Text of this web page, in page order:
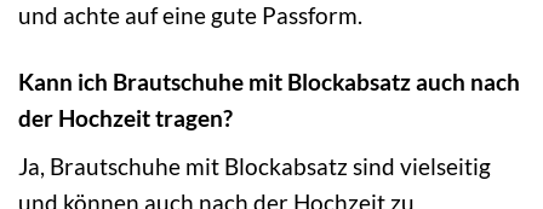
und achte auf eine gute Passform.
Kann ich Brautschuhe mit Blockabsatz auch nach
der Hochzeit tragen?
Ja, Brautschuhe mit Blockabsatz sind vielseitig
und können auch nach der Hochzeit zu